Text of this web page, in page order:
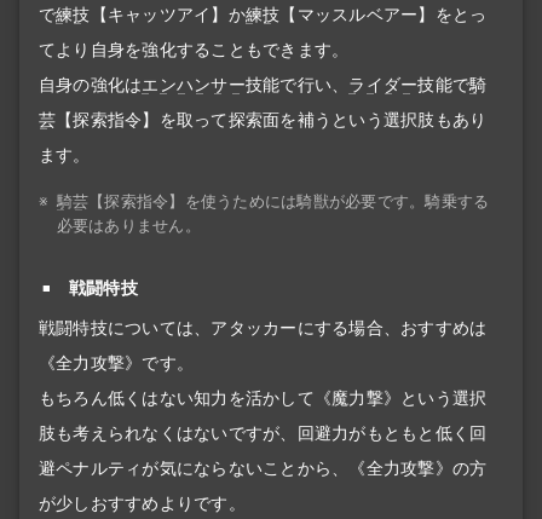
で練技 【キャッツアイ】か練技 【マッスルベアー】をとっ
てより自身を強化することもできます。
自身の強化はエンハンサー技能で行い、 ライダー技能で騎
芸 【探索指令】を取って探索面を補うという選択肢もあり
ます。
※ 騎芸 【探索指令】を使うためには騎獣が必要です。騎乗する
必要はありません。
戦闘特技
戦闘特技については、アタッカーにする場合、おすすめは
《全力攻撃》です。
もちろん低くはない知力を活かして《魔力撃》という選択
肢も考えられなくはないですが、回避力がもともと低く回
避ペナルティが気にならないことから、《全力攻撃》の方
が少しおすすめよりです。